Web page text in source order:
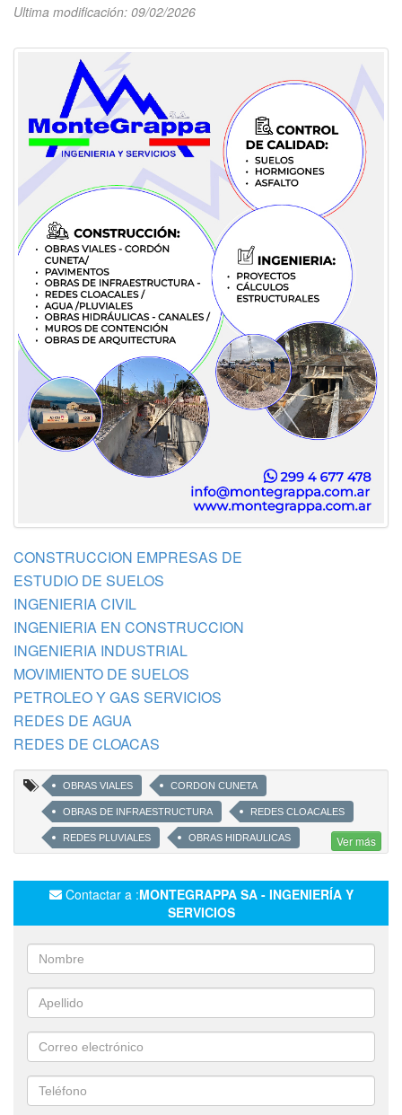
Ultima modificación: 09/02/2026
CONSTRUCCION EMPRESAS DE
ESTUDIO DE SUELOS
INGENIERIA CIVIL
INGENIERIA EN CONSTRUCCION
INGENIERIA INDUSTRIAL
MOVIMIENTO DE SUELOS
PETROLEO Y GAS SERVICIOS
REDES DE AGUA
REDES DE CLOACAS
OBRAS VIALES CORDON CUNETA
OBRAS DE INFRAESTRUCTURA REDES CLOACALES
REDES PLUVIALES OBRAS HIDRAULICAS
CALCULOS ESTRUCTURALES CONTROL DE CALIDAD
INSPECCIÓN DE OBRAS PAVIMENTOS RÍGIDOS
ALCANTARILLAS BACHEO FLEXIBLE
DENSIDADES DE SUELOS ENSAYOS PROCTOR
VALOR SOPORTE
REALIZACIÓN Y ROTURA DE PROBETAS DE HORMIGÓN
Ver más
Contactar a :MONTEGRAPPA SA - INGENIERÍA Y
SERVICIOS